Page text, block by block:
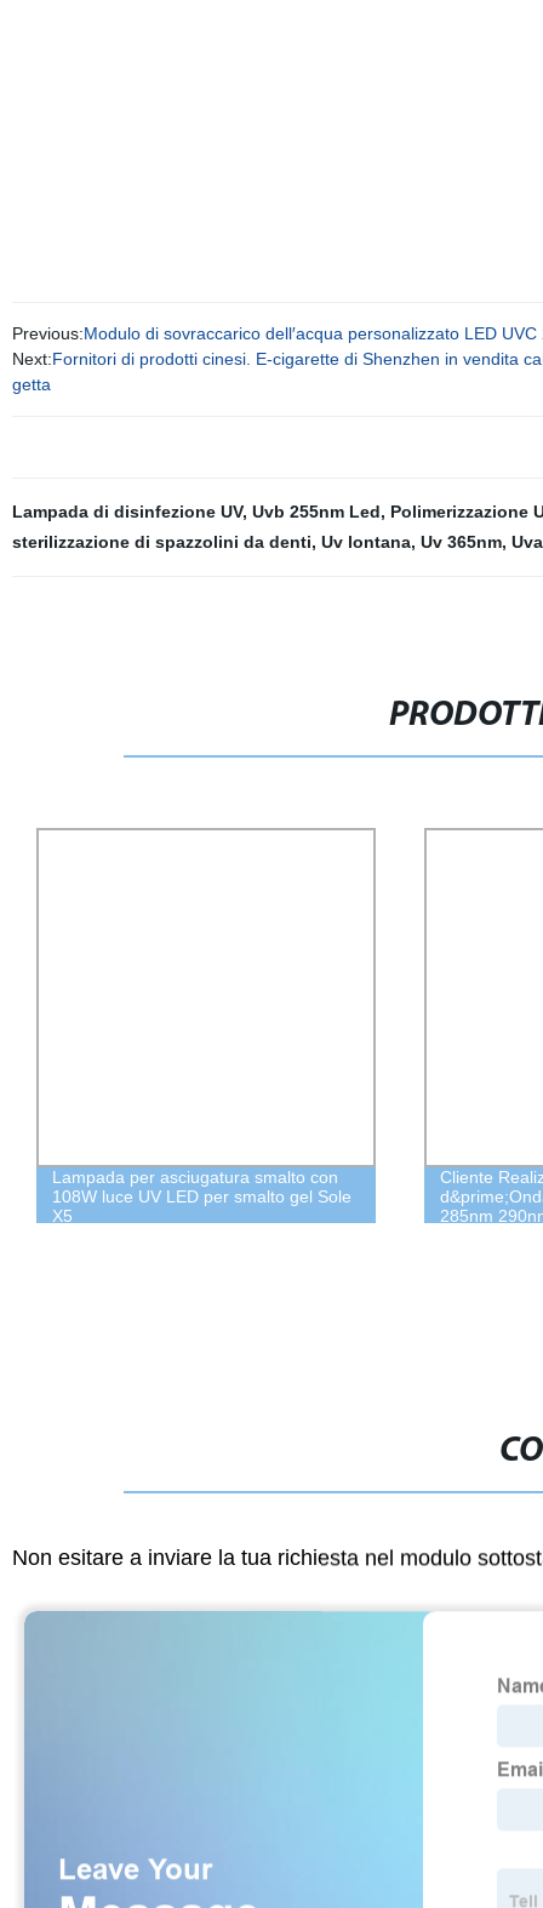
Previous:Modulo di sovraccarico dell′acqua personalizzato LED
Next:Fornitori di prodotti cinesi. E-cigarette di Shenzhen in vendita
getta
Lampada di disinfezione UV, Uvb 255nm Led, Polimerizzazione
sterilizzazione di spazzolini da denti, Uv lontana, Uv 365nm,
Lampada per asciugatura smalto con
108W luce UV LED per smalto gel Sole
X5
Cliente
285nm
Non esitare a inviare la tua richiesta nel modulo